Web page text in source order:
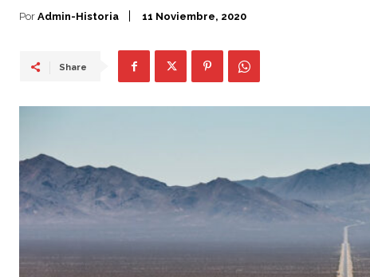
Por Admin-Historia 11 Noviembre, 2020
Share